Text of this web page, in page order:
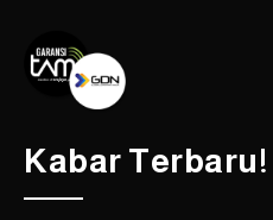
Kabar Terbaru!